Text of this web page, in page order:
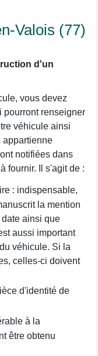
Valois (77)
d'un
vous devez
pourront renseigner
véhicule ainsi
appartienne
notifiées dans
fournir. Il s'agit de :
: indispensable,
la mention
ainsi que
aussi important
véhicule. Si la
celles-ci doivent
d'identité de
à la
être obtenu